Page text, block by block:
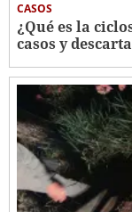
CASOS
¿Qué es la
casos y